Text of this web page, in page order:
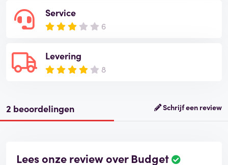
Service
6
Levering
8
2 beoordelingen Schrijf een review
Lees onze review over Budget